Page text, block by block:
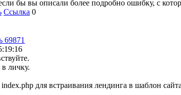
бы вы описали более подробно ошибку, с
Ссылка 0
69871
личку.
для встраивания лендинга в шаблон сайта